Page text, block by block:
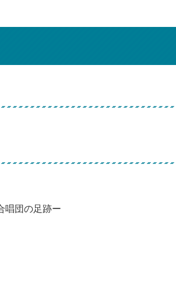
唱団の足跡ー